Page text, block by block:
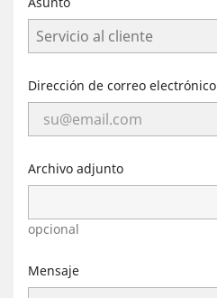
Dirección de correo electrónico
Archivo adjunto
opcional
Mensaje